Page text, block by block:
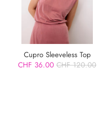
Cupro Sleeveless Top
CHF 36.00 CHF 120.00